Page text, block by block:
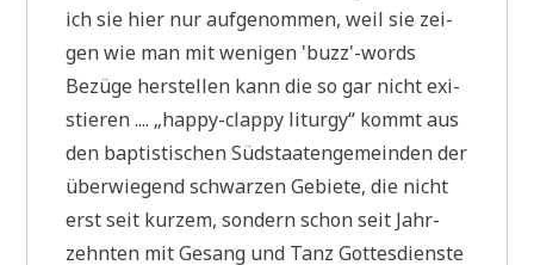
ich sie hier nur auf­ge­nom­men, weil sie zei­
gen wie man mit weni­gen 'buzz'-words
Bezü­ge her­stel­len kann die so gar nicht exi­
stie­ren .... „hap­py-clap­py lit­ur­gy“ kommt aus
den bap­ti­sti­schen Süd­staa­ten­ge­mein­den der
über­wie­gend schwar­zen Gebie­te, die nicht
erst seit kur­zem, son­dern schon seit Jahr­
zehn­ten mit Gesang und Tanz Got­tes­dien­ste